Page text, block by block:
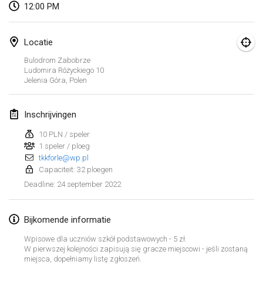
Weergave lijst
12:00 PM
Locatie
Bulodrom Zabobrze
Ludomira Różyckiego 10
Jelenia Góra Polen
Inschrijvingen
10 PLN / speler
1 speler / ploeg
tkkforle@wp.pl
Capaciteit: 32 ploegen
Deadline: 24 september 2022
Bijkomende informatie
Wpisowe dla uczniów szkół podstawowych - 5 zł.
W pierwszej kolejności zapisują się gracze miejscowi - jeśli zostaną
miejsca, dopełniamy listę zgłoszeń.
The Mölkky Tournament 2nd
23 jan. 2022|Japan
februari 2022
MS v MÖLKPARKURU
4 feb. 2022|Tsjechië
GEANNULEERD
5 feb. 2022|Finland
Kohti Kisoja
12 feb. 2022 Finland
13 feb. 2022|Japan
West Indiv Cup
19 feb. 2022|Frankrijk